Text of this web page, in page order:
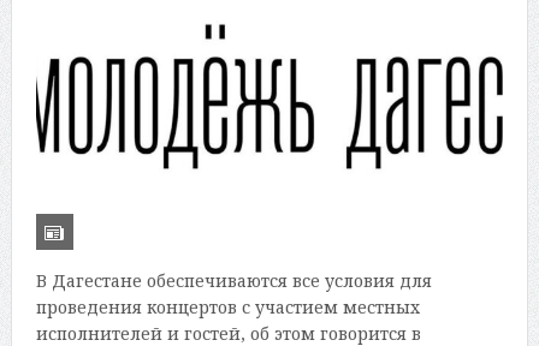
В Дагестане обеспечиваются все условия для
проведения концертов с участием местных
исполнителей и гостей, об этом говорится в